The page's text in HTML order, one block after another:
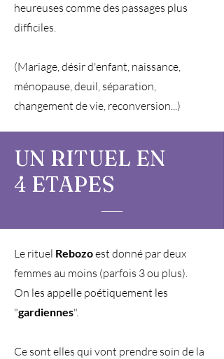
heureuses comme des passages plus
difficiles.
(Mariage, désir d'enfant, naissance,
ménopause, deuil, séparation,
changement de vie, reconversion...)
UN RITUEL EN
4 ETAPES
Le rituel Rebozoest donné par deux
femmes au moins (parfois 3 ou plus).
On les appelle poétiquement les
"gardiennes".
Ce sont elles qui vont prendre soin de la